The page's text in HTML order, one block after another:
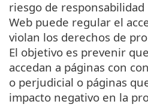
riesgo de responsabilidad
Web puede regular el
violan los derechos de
El objetivo es prevenir
accedan a páginas con
o perjudicial o páginas
impacto negativo en la